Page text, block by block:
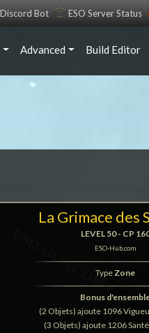
Discord Bot ESO Server Status
Advanced Build Editor
La Grimace des
LEVEL 50 - CP
ESO-Hub.com
TypeZone
Bonus
(2 Objets) ajoute 1096
(3 Objets) ajoute 1206